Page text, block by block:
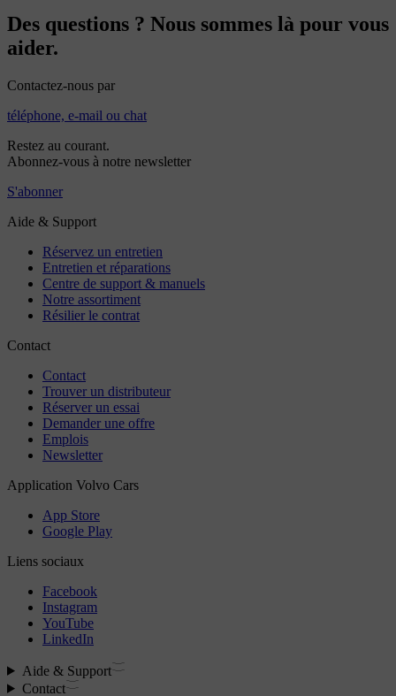
Des questions ? Nous sommes là pour vous
aider.
Contactez-nous par
téléphone, e-mail ou chat